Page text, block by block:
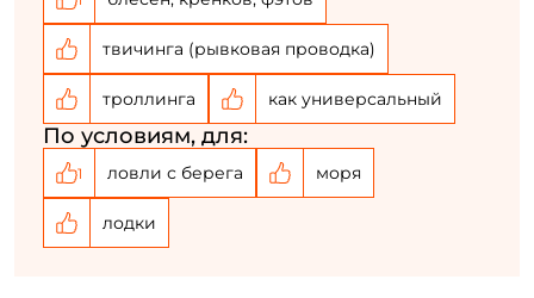
твичинга (рывковая проводка)
троллинга как универсальный
По условиям, для:
1 ловли с берега моря
лодки